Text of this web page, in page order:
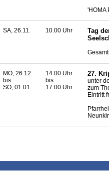
'HOMA
SA, 26.11. 10.00 Uhr
Tag
MO, 26.12.
bis
SO, 01.01.
14.00 Uhr
bis
17.00 Uhr
27.
unter
zum
Eintritt